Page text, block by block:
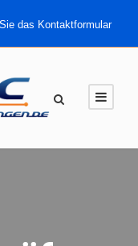
das Kontaktformular